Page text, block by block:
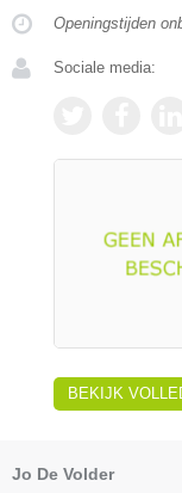
Openingstijden
Sociale media:
BEKIJK
Jo De Volder